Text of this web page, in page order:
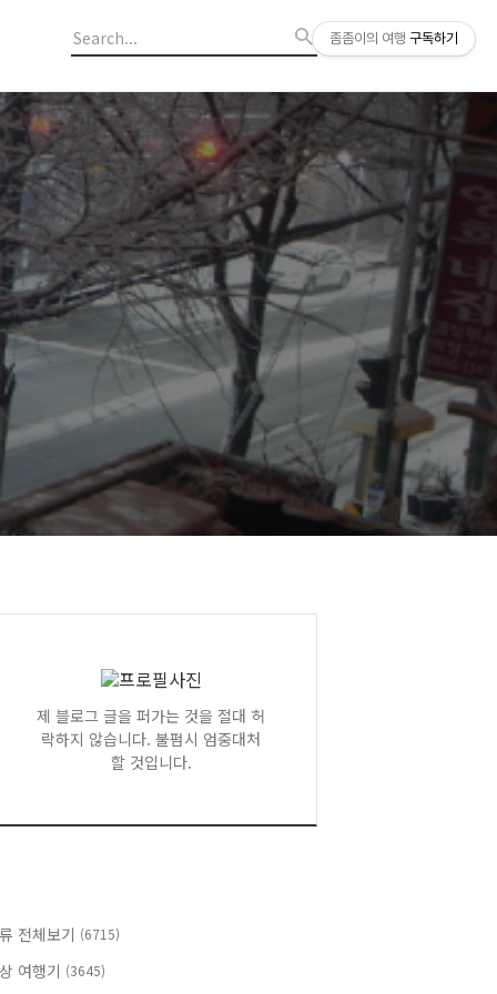
제 블로그 글을 퍼가는 것을 절대 허
락하지 않습니다. 불펌시 엄중대처
할 것입니다.
전체보기 (6715)
여행기 (3645)
좀좀이의 여행 구독하기